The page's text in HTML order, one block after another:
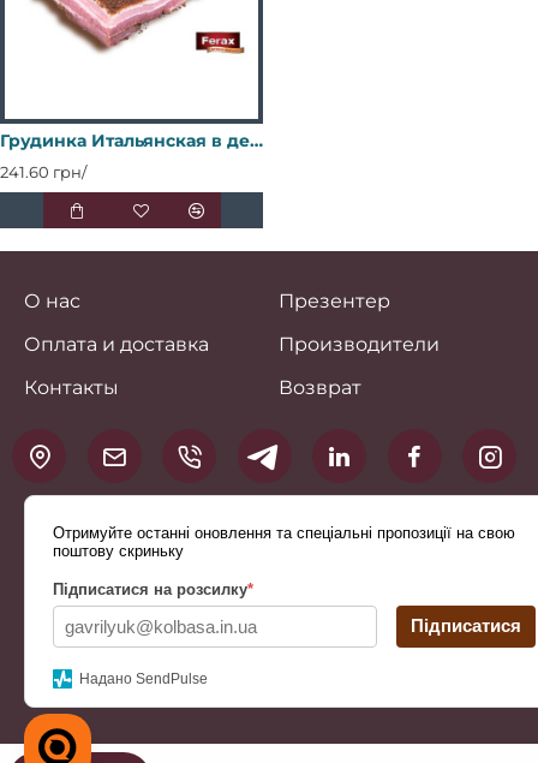
Грудинка Итальянская в декоре с/у в/с М/В
241.60 грн/
О нас
Оплата и доставка
Контакты
Презентер
Производители
Возврат
Отримуйте останні оновлення та спеціальні пропозиції на свою
поштову скриньку
Підписатися на розсилку*
Підписатися
Надано SendPulse